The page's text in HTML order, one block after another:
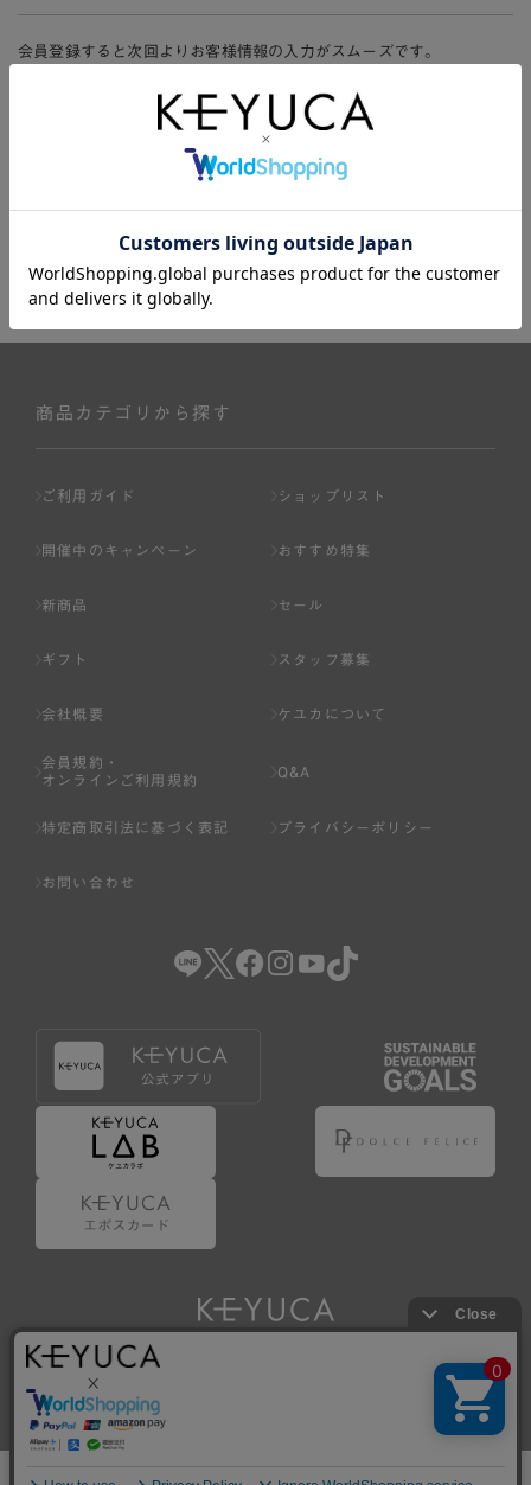
会員登録すると次回よりお客様情報の入力がスムーズです。
ージ、購入履歴をご利用いただけます。
商品カテゴリから探す
ご利用ガイド ショップリスト
開催中のキャンペーン おすすめ特集
新商品 セール
ギフト スタッフ募集
会社概要 ケユカについて
会員規約・
オンラインご利用規約
Q&A
特定商取引法に基づく表記 プライバシーポリシー
お問い合わせ
Copyright © KAWAJUN Co., Ltd. All Rights Reserved.